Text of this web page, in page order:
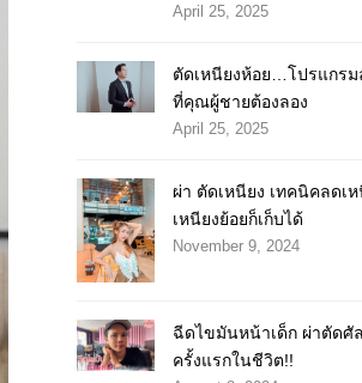
April 25, 2025
ตัดเหนียงห้อย…โปรแกรม
ที่คุณผู้ชายต้องลอง
April 25, 2025
ผ่า ตัดเหนียง เทคนิคลดเ
เหนียงย้อยก็เก็บได้
November 9, 2024
ฉีดไขมันหน้าเด็ก ผ่าตัดศั
ครั้งแรกในชีวิต!!